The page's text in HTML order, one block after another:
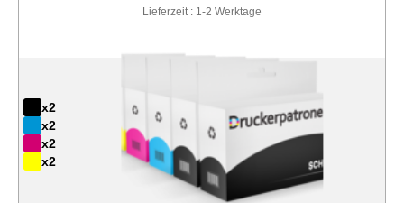
Lieferzeit : 1-2 Werktage
x2
x2
x2
x2